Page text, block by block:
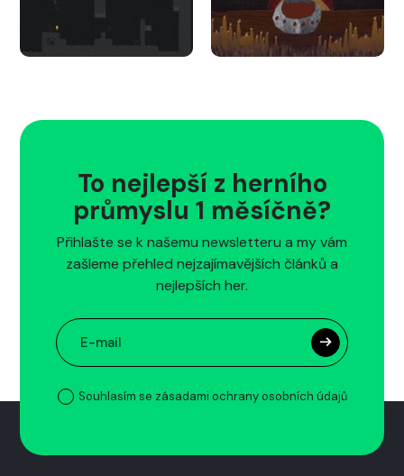
To nejlepší z herního
průmyslu 1 měsíčně?
Přihlašte se k našemu newsletteru a my vám
zašleme přehled nejzajímavějších článků a
nejlepších her.
Souhlasím se zásadami ochrany osobních údajů